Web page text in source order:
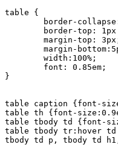
table {
}
table caption {font-
table th {font-
table tbody td {font-
table tbody tr:hover
tbody td p, tbody td